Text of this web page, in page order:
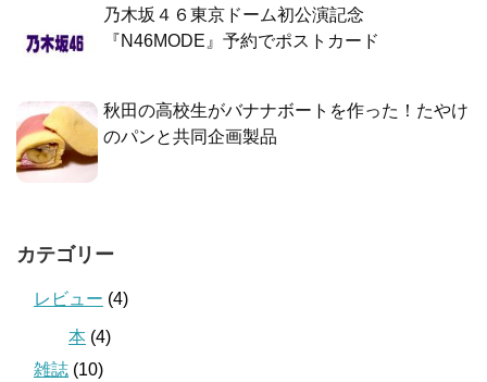
乃木坂４６東京ドーム初公演記念
『N46MODE』予約でポストカード
秋田の高校生がバナナボートを作った！たやけ
のパンと共同企画製品
カテゴリー
レビュー (4)
本 (4)
雑誌 (10)